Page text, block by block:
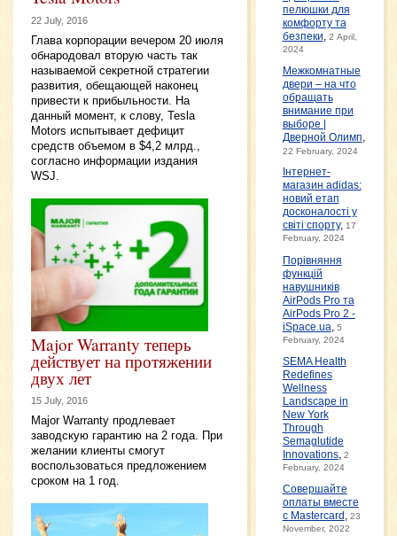
22 July, 2016
Глава корпорации вечером 20 июля
обнародовал вторую часть так
называемой секретной стратегии
развития, обещающей наконец
привести к прибыльности. На
данный момент, к слову, Tesla
Motors испытывает дефицит
средств объемом в $4,2 млрд.,
согласно информации издания
WSJ.
Major Warranty теперь
действует на протяжении
двух лет
15 July, 2016
Major Warranty продлевает
заводскую гарантию на 2 года. При
желании клиенты смогут
воспользоваться предложением
сроком на 1 год.
пелюшки для
комфорту та
безпеки
2 April,
2024
Межкомнатные
двери – на что
обращать
внимание при
выборе |
Дверной Олимп
22 February, 2024
Інтернет-
магазин adidas:
новий етап
досконалості у
світі спорту, 17
February, 2024
Порівняння
функцій
навушників
AirPods Pro та
AirPods Pro 2 -
iSpace.ua
5
February, 2024
SEMA Health
Redefines
Wellness
Landscape in
New York
Through
Semaglutide
Innovations, 2
February, 2024
Совершайте
оплаты вместе
с Mastercard
23
November, 2022